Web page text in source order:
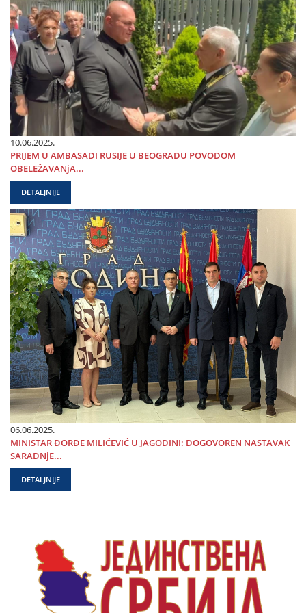
10.06.2025.
PRIЈEM U AMBASADI RUSIЈE U BEOGRADU POVODOM
OBELEŽAVANjA...
DETALJNIJE
06.06.2025.
MINISTAR ĐORĐE MILIĆEVIĆ U ЈAGODINI: DOGOVOREN NASTAVAK
SARADNjE...
DETALJNIJE